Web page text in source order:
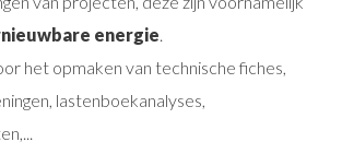
energie.
het opmaken van technische fiches,
lastenboekanalyses,